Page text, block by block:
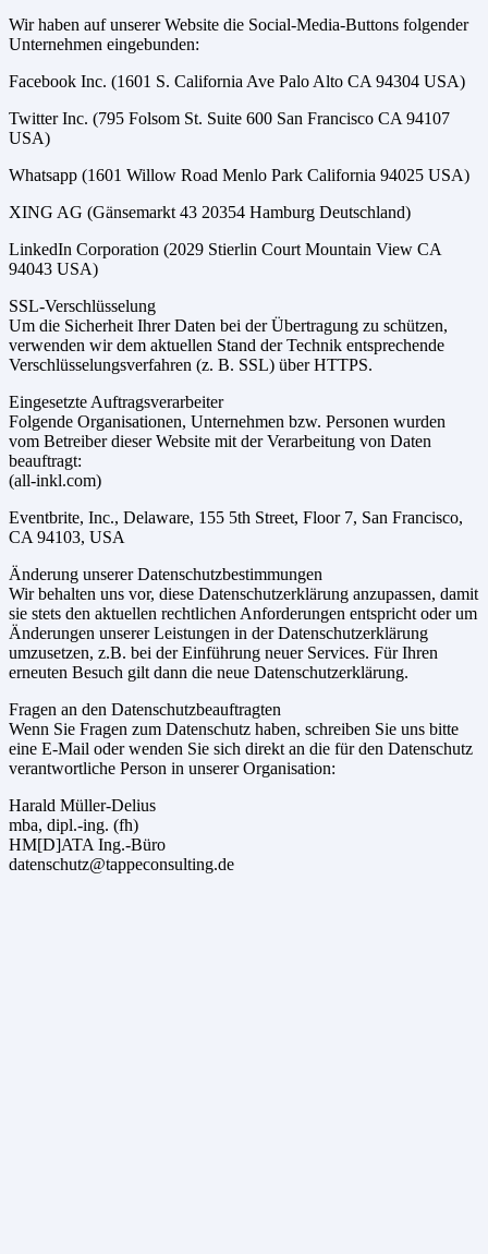
Wir haben auf unserer Website die Social-Media-Buttons folgender
Unternehmen eingebunden:
Facebook Inc. (1601 S. California Ave Palo Alto CA 94304 USA)
Twitter Inc. (795 Folsom St. Suite 600 San Francisco CA 94107
USA)
Whatsapp (1601 Willow Road Menlo Park California 94025 USA)
XING AG (Gänsemarkt 43 20354 Hamburg Deutschland)
LinkedIn Corporation (2029 Stierlin Court Mountain View CA
94043 USA)
SSL-Verschlüsselung
Um die Sicherheit Ihrer Daten bei der Übertragung zu schützen,
verwenden wir dem aktuellen Stand der Technik entsprechende
Verschlüsselungsverfahren (z. B. SSL) über HTTPS.
Eingesetzte Auftragsverarbeiter
Folgende Organisationen, Unternehmen bzw. Personen wurden
vom Betreiber dieser Website mit der Verarbeitung von Daten
beauftragt:
(all-inkl.com)
Eventbrite, Inc., Delaware, 155 5th Street, Floor 7, San Francisco,
CA 94103, USA
Änderung unserer Datenschutzbestimmungen
Wir behalten uns vor, diese Datenschutzerklärung anzupassen, damit
sie stets den aktuellen rechtlichen Anforderungen entspricht oder um
Änderungen unserer Leistungen in der Datenschutzerklärung
umzusetzen, z.B. bei der Einführung neuer Services. Für Ihren
erneuten Besuch gilt dann die neue Datenschutzerklärung.
Fragen an den Datenschutzbeauftragten
Wenn Sie Fragen zum Datenschutz haben, schreiben Sie uns bitte
eine E-Mail oder wenden Sie sich direkt an die für den Datenschutz
verantwortliche Person in unserer Organisation:
Harald Müller-Delius
mba, dipl.-ing. (fh)
HM[D]ATA Ing.-Büro
datenschutz@tappeconsulting.de